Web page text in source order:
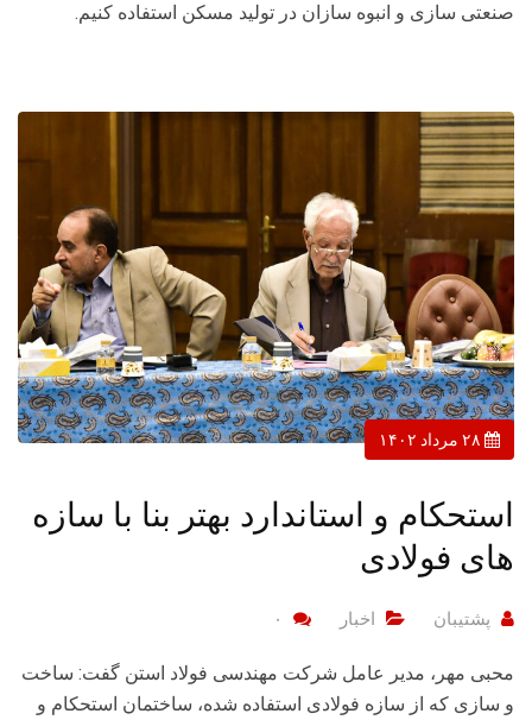
صنعتی سازی و انبوه سازان در تولید مسکن استفاده کنیم.
استحکام و استاندارد بهتر بنا با سازه
های فولادی
پشتیبان اخبار ۰
محبی مهر، مدیر عامل شرکت مهندسی فولاد استن گفت: ساخت
و سازی که از سازه فولادی استفاده شده، ساختمان استحکام و